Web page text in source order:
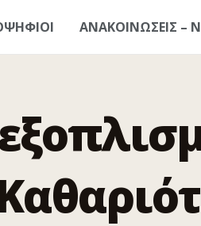
ΑΝΑΚΟΙΝΩΣΕΙΣ –